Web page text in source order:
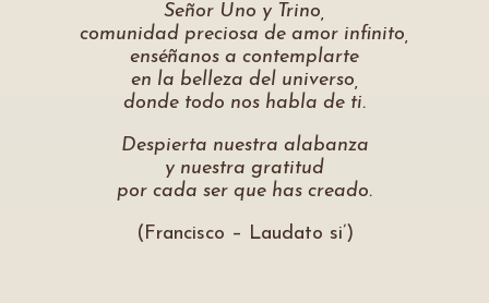
Señor Uno y Trino,
comunidad preciosa de amor infinito,
enséñanos a contemplarte
en la belleza del universo,
donde todo nos habla de ti.
Despierta nuestra alabanza
y nuestra gratitud
por cada ser que has creado.
(Francisco – Laudato si’)